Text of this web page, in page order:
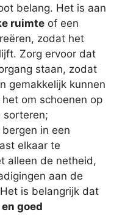
belang. Het is aan
ruimte of een
zodat het
Zorg ervoor dat
staan, zodat
gemakkelijk kunnen
om schoenen op
sorteren;
in een
elkaar te
alleen de netheid,
aan de
is belangrijk dat
goed